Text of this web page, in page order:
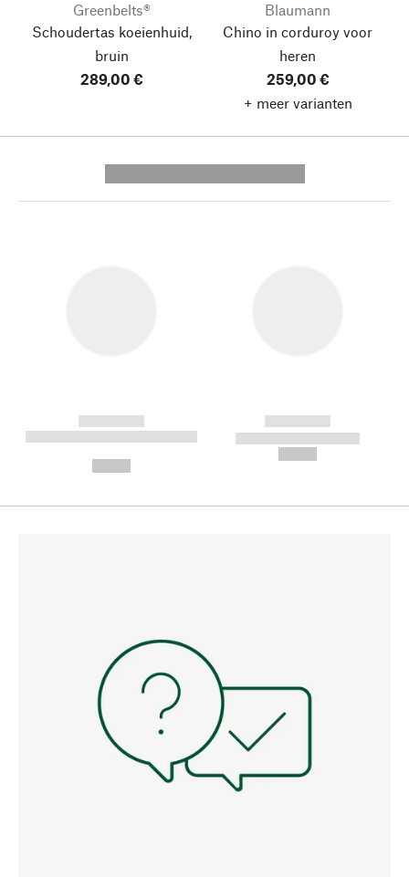
Greenbelts®
Schoudertas koeienhuid,
bruin
289,00 €
Blaumann
Chino in corduroy voor
heren
259,00 €
+ meer varianten
------------
----------- ----------- --------
------------
----------- -----------